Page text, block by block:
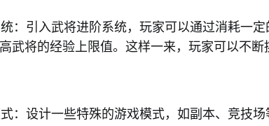
：引入武将进阶系统，玩家可以通过消耗一定
武将的经验上限值。这样一来，玩家可以不断
：设计一些特殊的游戏模式，如副本、竞技